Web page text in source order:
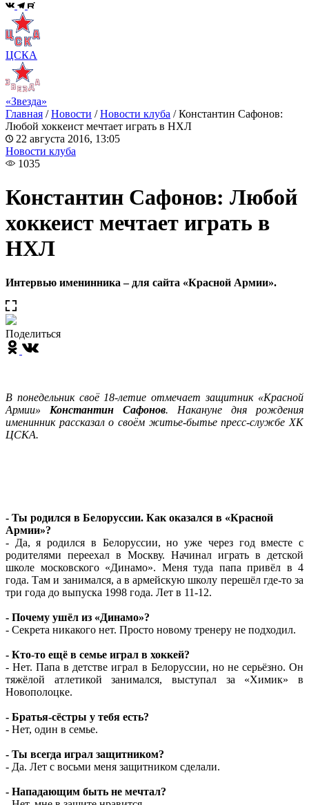
ЦСКА
«Звезда»
Главная /Новости /Новости клуба /Константин Сафонов:
Любой хоккеист мечтает играть в НХЛ
22 августа 2016, 13:05
Новости клуба
1035
Константин Сафонов: Любой
хоккеист мечтает играть в
НХЛ
Интервью именинника – для сайта «Красной Армии».
Поделиться
В понедельник своё 18-летие отмечает защитник «Красной
Армии» Константин Сафонов. Накануне дня рождения
именинник рассказал о своём житье-бытье пресс-службе ХК
ЦСКА.
- Ты родился в Белоруссии. Как оказался в «Красной
Армии»?
- Да, я родился в Белоруссии, но уже через год вместе с
родителями переехал в Москву. Начинал играть в детской
школе московского «Динамо». Меня туда папа привёл в 4
года. Там и занимался, а в армейскую школу перешёл где-то за
три года до выпуска 1998 года. Лет в 11-12.
- Почему ушёл из «Динамо»?
- Секрета никакого нет. Просто новому тренеру не подходил.
- Кто-то ещё в семье играл в хоккей?
- Нет. Папа в детстве играл в Белоруссии, но не серьёзно. Он
тяжёлой атлетикой занимался, выступал за «Химик» в
Новополоцке.
- Братья-сёстры у тебя есть?
- Нет, один в семье.
- Ты всегда играл защитником?
- Да. Лет с восьми меня защитником сделали.
- Нападающим быть не мечтал?